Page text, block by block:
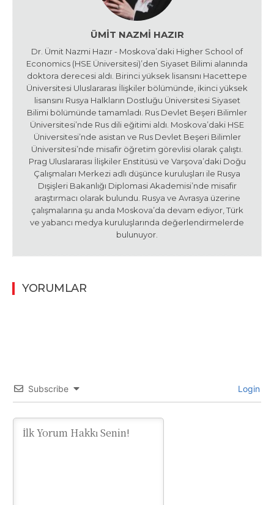
ÜMIT NAZMI HAZIR
Dr. Ümit Nazmi Hazır - Moskova’daki Higher School of
Economics (HSE Üniversitesi)’den Siyaset Bilimi alanında
doktora derecesi aldı. Birinci yüksek lisansını Hacettepe
Üniversitesi Uluslararası İlişkiler bölümünde, ikinci yüksek
lisansını Rusya Halkların Dostluğu Üniversitesi Siyaset
Bilimi bölümünde tamamladı. Rus Devlet Beşeri Bilimler
Üniversitesi’nde Rus dili eğitimi aldı. Moskova’daki HSE
Üniversitesi’nde asistan ve Rus Devlet Beşeri Bilimler
Üniversitesi’nde misafir öğretim görevlisi olarak çalıştı.
Prag Uluslararası İlişkiler Enstitüsü ve Varşova’daki Doğu
Çalışmaları Merkezi adlı düşünce kuruluşları ile Rusya
Dışişleri Bakanlığı Diplomasi Akademisi’nde misafir
araştırmacı olarak bulundu. Rusya ve Avrasya üzerine
çalışmalarına şu anda Moskova’da devam ediyor, Türk
ve yabancı medya kuruluşlarında değerlendirmelerde
bulunuyor.
YORUMLAR
Subscribe Login